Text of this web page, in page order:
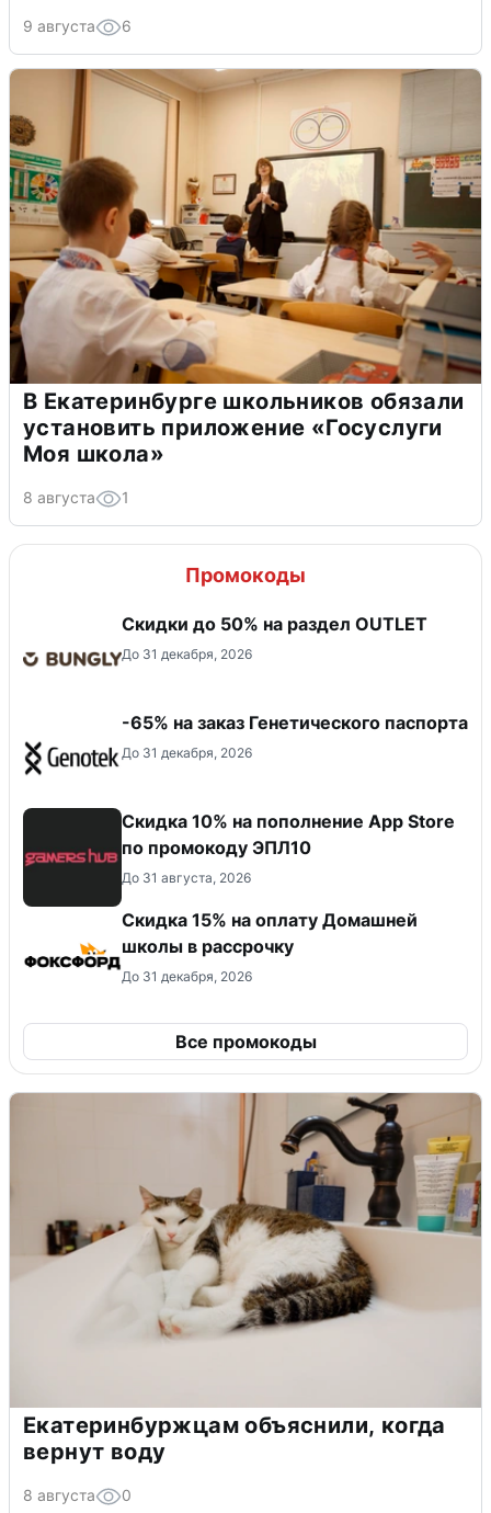
9 августа 6
В Екатеринбурге школьников обязали
установить приложение «Госуслуги
Моя школа»
8 августа 1
Промокоды
Скидки до 50% на раздел OUTLET
До 31 декабря, 2026
-65% на заказ Генетического паспорта
До 31 декабря, 2026
Скидка 10% на пополнение App Store
по промокоду ЭПЛ10
До 31 августа, 2026
Скидка 15% на оплату Домашней
школы в рассрочку
До 31 декабря, 2026
Все промокоды
Екатеринбуржцам объяснили, когда
вернут воду
8 августа 0